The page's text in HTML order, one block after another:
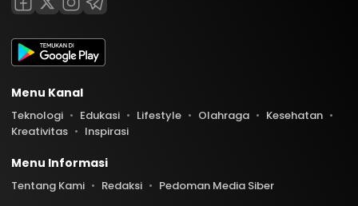
Menu Kanal
Teknologi Edukasi Lifestyle Olahraga
Kesehatan
Kreativitas
Inspirasi
Menu Informasi
Tentang Kami Redaksi Pedoman Media Siber